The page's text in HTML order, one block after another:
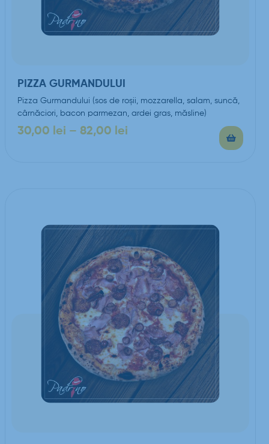
PIZZA GURMANDULUI
Pizza Gurmandului (sos de roşii, mozzarella, salam, suncă,
cârnăciori, bacon parmezan, ardei gras, măsline)
30,00 lei – 82,00 lei